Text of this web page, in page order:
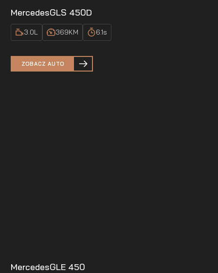
MercedesGLS 450D
3.0L 369KM 6.1s
ZOBACZ AUTO
MercedesGLE 450